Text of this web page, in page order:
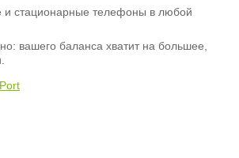
и стационарные телефоны в любой
вашего баланса хватит на большее,